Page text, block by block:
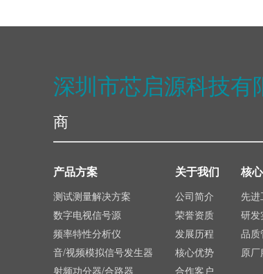
深圳市芯启源科技有
商
产品方案
测试测量解决方案
数字电视信号源
频率特性分析仪
音/视频模拟信号发生器
射频功分器/合路器
关于我们
公司简介
荣誉资质
发展历程
核心优势
合作客户
核
先
研发
品质
原